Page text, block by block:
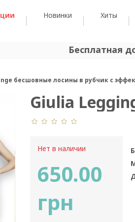
Новинки Хиты
Бесплатная
бесшовные лосины в рубчик с
Giulia
Нет в наличии
650.00
грн